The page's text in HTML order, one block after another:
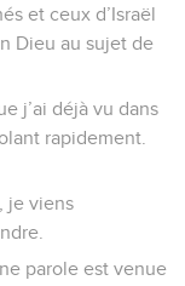
et ceux d’Israël
Dieu au sujet de
j’ai déjà vu dans
rapidement.
je viens
parole est venue